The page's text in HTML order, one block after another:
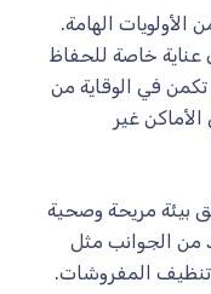
الأولويات الهامة.
عناية خاصة للحفاظ
تكمن في الوقاية من
غير
بيئة مريحة وصحية
من الجوانب مثل
المفروشات.